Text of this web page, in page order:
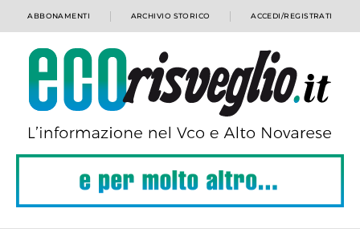
ABBONAMENTI ARCHIVIO STORICO ACCEDI/REGISTRATI